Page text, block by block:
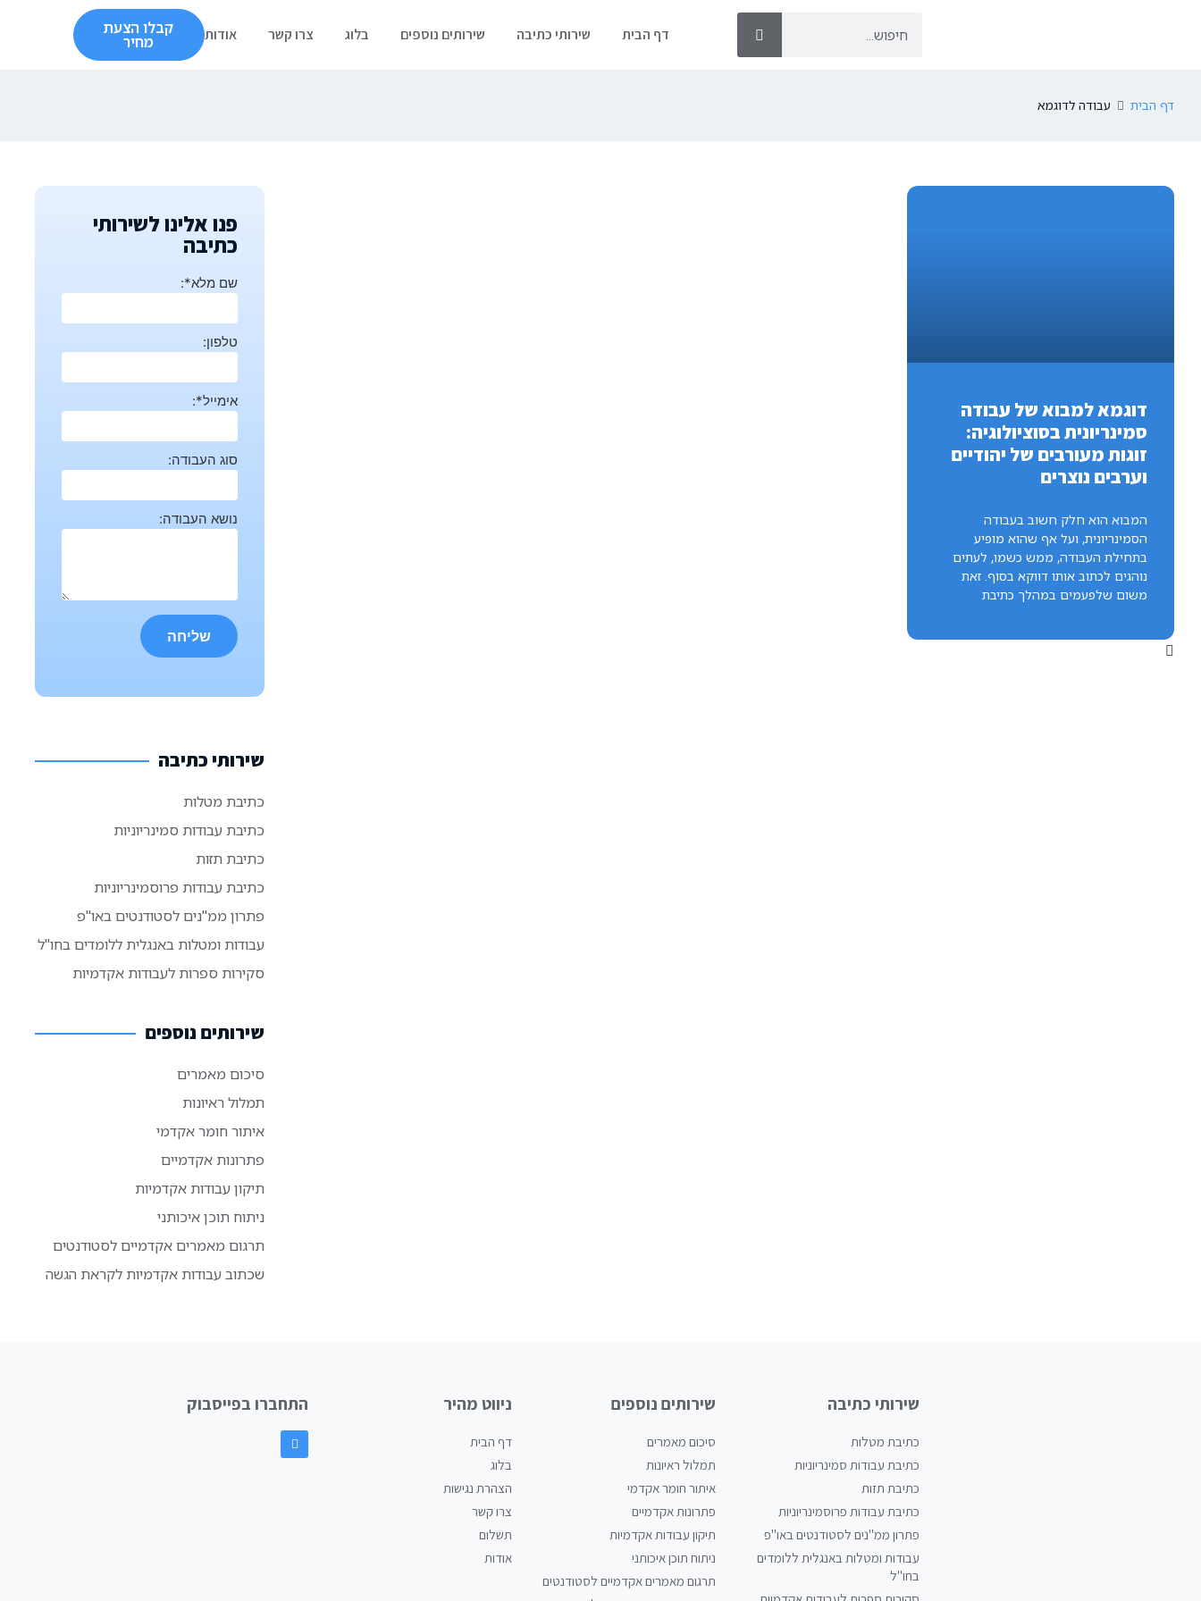
דף הבית שירותי כתיבה שירותים נוספים בלוג צרו קשר אודות קבלו הצעת
מחיר
דף הבית עבודה לדוגמא
דוגמא למבוא של עבודה
סמינריונית בסוציולוגיה:
זוגות מעורבים של יהודיים
וערבים נוצרים
המבוא הוא חלק חשוב בעבודה
הסמינריונית, ועל אף שהוא מופיע
בתחילת העבודה, ממש כשמו, לעתים
נוהגים לכתוב אותו דווקא בסוף. זאת
משום שלפעמים במהלך כתיבת
פנו אלינו לשירותי
כתיבה
שם מלא*:
טלפון:
אימייל*:
סוג העבודה:
נושא העבודה:
שירותי כתיבה
כתיבת מטלות
כתיבת עבודות סמינריוניות
כתיבת תזות
כתיבת עבודות פרוסמינריוניות
פתרון ממ"נים לסטודנטים באו"פ
עבודות ומטלות באנגלית ללומדים בחו"ל
סקירות ספרות לעבודות אקדמיות
שירותים נוספים
סיכום מאמרים
תמלול ראיונות
איתור חומר אקדמי
פתרונות אקדמיים
תיקון עבודות אקדמיות
ניתוח תוכן איכותני
תרגום מאמרים אקדמיים לסטודנטים
שכתוב עבודות אקדמיות לקראת הגשה
שירותי כתיבה
כתיבת מטלות
כתיבת עבודות סמינריוניות
כתיבת תזות
כתיבת עבודות פרוסמינריוניות
פתרון ממ"נים לסטודנטים באו"פ
עבודות ומטלות באנגלית ללומדים
בחו"ל
שירותים נוספים
סיכום מאמרים
תמלול ראיונות
איתור חומר אקדמי
פתרונות אקדמיים
תיקון עבודות אקדמיות
ניתוח תוכן איכותני
תרגום מאמרים אקדמיים לסטודנטים
ניווט מהיר
דף הבית
בלוג
הצהרת נגישות
צרו קשר
תשלום
אודות
התחברו בפייסבוק